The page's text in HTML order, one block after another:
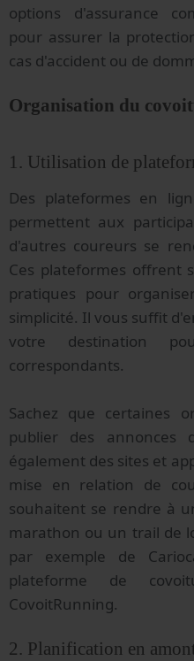
options d'assurance
pour assurer la
cas d'accident ou de
Organisation du
1. Utilisation de
Des plateformes en
permettent aux
d'autres coureurs se
Ces plateformes offrent
pratiques pour
simplicité. Il vous suffit
votre destination
correspondants.
Sachez que certaines
publier des annonces
également des sites et
mise en relation de
souhaitent se rendre à
marathon ou un trail de
par exemple de
plateforme de
CovoitRunning.
2. Planification en